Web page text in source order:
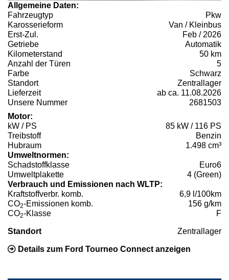
Allgemeine Daten:
Fahrzeugtyp
Pkw
Karosserieform
Van / Kleinbus
Erst-Zul.
Feb / 2026
Getriebe
Automatik
Kilometerstand
50 km
Anzahl der Türen
5
Farbe
Schwarz
Standort
Zentrallager
Lieferzeit
ab ca. 11.08.2026
Unsere Nummer
2681503
Motor:
kW / PS
85 kW / 116 PS
Treibstoff
Benzin
Hubraum
1.498 cm³
Umweltnormen:
Schadstoffklasse
Euro6
Umweltplakette
4 (Green)
Verbrauch und Emissionen nach WLTP:
Kraftstoffverbr. komb.
6,9 l/100km
CO2-Emissionen komb.
156 g/km
CO2-Klasse F
Standort Zentrallager
Details zum Ford Tourneo Connect anzeigen